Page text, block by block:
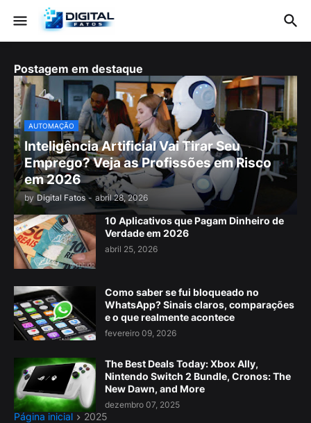
Postagem em destaque
AUTOMAÇÃO
Inteligência Artificial Vai Tirar Seu
Emprego? Veja as Profissões em Risco
em 2026
by Digital Fatos - abril 28, 2026
10 Aplicativos que Pagam Dinheiro de
Verdade em 2026
abril 25, 2026
Como saber se fui bloqueado no
WhatsApp? Sinais claros, comparações
e o que realmente acontece
fevereiro 09, 2026
The Best Deals Today: Xbox Ally,
Nintendo Switch 2 Bundle, Cronos: The
New Dawn, and More
dezembro 07, 2025
Página inicial 2025